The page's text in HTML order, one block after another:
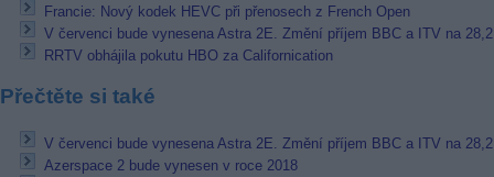
Francie: Nový kodek HEVC při přenosech z French Open
V červenci bude vynesena Astra 2E. Změní příjem BBC a ITV na
RRTV obhájila pokutu HBO za Californication
Přečtěte si také
V červenci bude vynesena Astra 2E. Změní příjem BBC a ITV na
Azerspace 2 bude vynesen v roce 2018